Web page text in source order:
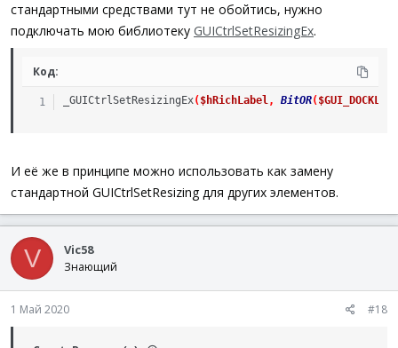
стандартными средствами тут не обойтись, нужно
подключать мою библиотеку GUICtrlSetResizingEx.
Код:
_GUICtrlSetResizingEx( $hRichLabel, BitOR( $GUI_DOCKLEFT
И её же в принципе можно использовать как замену
стандартной GUICtrlSetResizing для других элементов.
V Vic58
Знающий
1 Май 2020 #18